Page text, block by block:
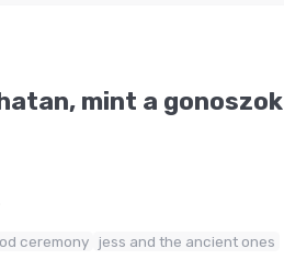
mint a gonoszok
ceremony jess and the ancient ones